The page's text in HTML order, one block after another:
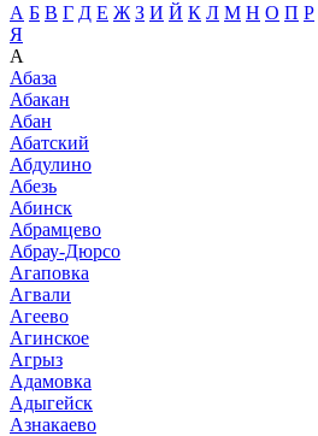
А Б В Г Д Е Ж З И Й К Л М Н О П Р
Я
А
Абаза
Абакан
Абан
Абатский
Абдулино
Абезь
Абинск
Абрамцево
Абрау-Дюрсо
Агаповка
Агвали
Агеево
Агинское
Агрыз
Адамовка
Адыгейск
Азнакаево